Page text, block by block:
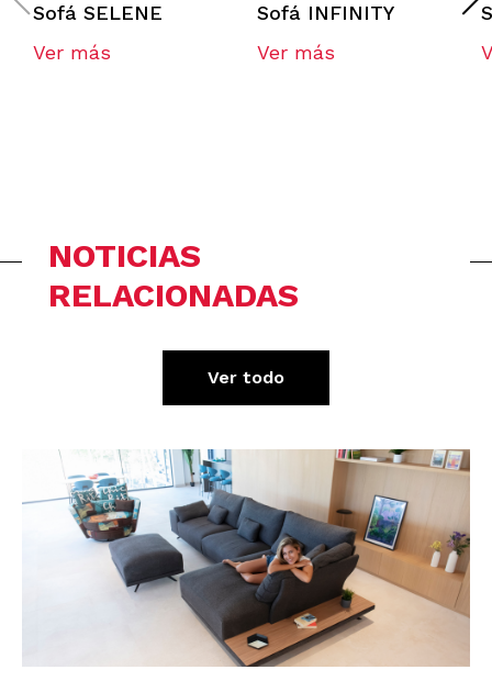
Sofá SELENE
Ver más
Sofá INFINITY
Ver más
NOTICIAS
RELACIONADAS
Ver todo